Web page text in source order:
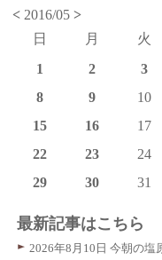
< 2016/05>
日
月 火
1
2 3
8
9 10
15
16 17
22
23 24
29
30 31
最新記事はこちら
2026年8月10日 今朝の